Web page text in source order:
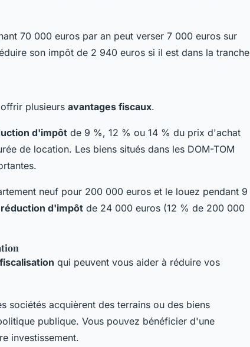
70 000 euros par an peut verser 7 000 euros sur
son impôt de 2 940 euros si il est dans la tranche
plusieurs avantages fiscaux.
d'impôt de 9 %, 12 % ou 14 % du prix d'achat
de location. Les biens situés dans les DOM-TOM
neuf pour 200 000 euros et le louez pendant 9
réduction d'impôt de 24 000 euros (12 % de 200 000
qui peuvent vous aider à réduire vos
sociétés acquièrent des terrains ou des biens
publique. Vous pouvez bénéficier d'une
investissement.